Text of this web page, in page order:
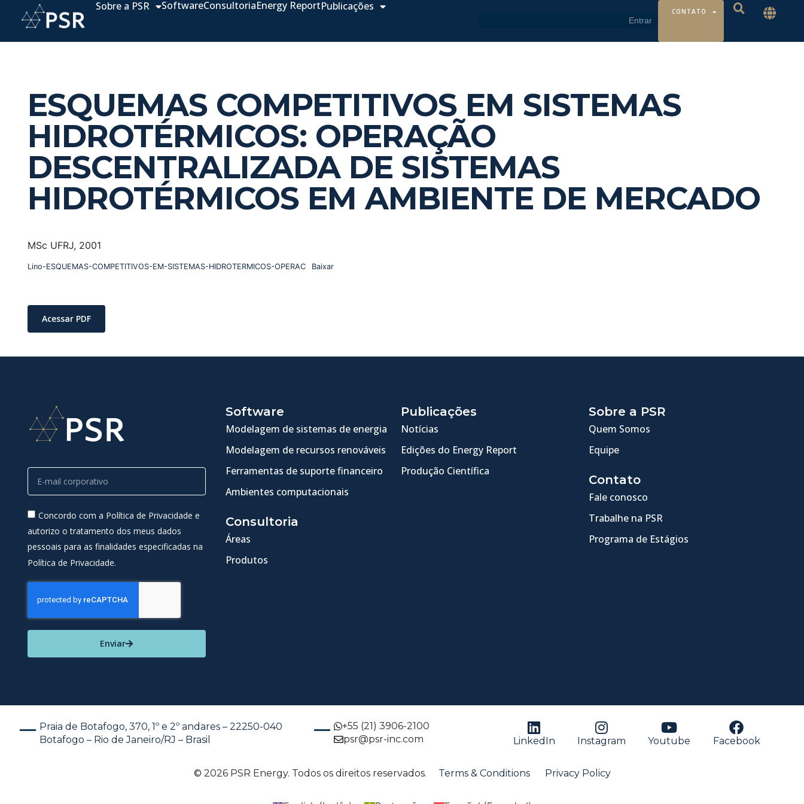
Sobre a PSR SoftwareConsultoriaEnergy ReportPublicações CONTATO
ESQUEMAS COMPETITIVOS EM SISTEMAS
HIDROTÉRMICOS: OPERAÇÃO
DESCENTRALIZADA DE SISTEMAS
HIDROTÉRMICOS EM AMBIENTE DE MERCADO
MSc UFRJ, 2001
Lino-ESQUEMAS-COMPETITIVOS-EM-SISTEMAS-HIDROTERMICOS-OPERAC Baixar
Acessar PDF
Concordo com a Política de Privacidade e
autorizo o tratamento dos meus dados
pessoais para as finalidades especificadas na
Política de Privacidade.
Enviar
Software
Modelagem de sistemas de energia
Modelagem de recursos renováveis
Ferramentas de suporte financeiro
Ambientes computacionais
Consultoria
Áreas
Produtos
Publicações
Notícias
Edições do Energy Report
Produção Científica
Sobre a PSR
Quem Somos
Equipe
Contato
Fale conosco
Trabalhe na PSR
Programa de Estágios
Praia de Botafogo, 370, 1º e 2º andares – 22250-040
Botafogo – Rio de Janeiro/RJ – Brasil
+55 (21) 3906-2100
psr@psr-inc.com
LinkedIn Instagram Youtube Facebook
© 2026 PSR Energy. Todos os direitos reservados. Terms & Conditions Privacy Policy